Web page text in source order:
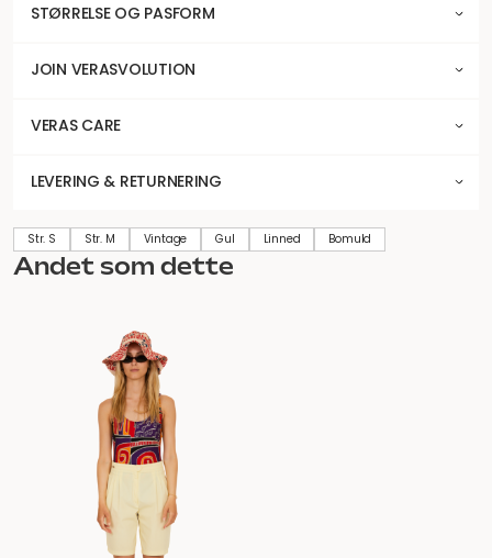
STØRRELSE OG PASFORM
JOIN VERASVOLUTION
VERAS CARE
LEVERING & RETURNERING
Str. S Str. M Vintage Gul Linned Bomuld
Andet som dette